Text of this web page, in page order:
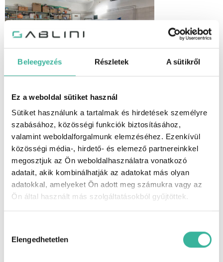
Beleegyezés Részletek A sütikről
Ez a weboldal sütiket használ
Sütiket használunk a tartalmak és hirdetések személyre
szabásához, közösségi funkciók biztosításához,
valamint weboldalforgalmunk elemzéséhez. Ezenkívül
közösségi média-, hirdető- és elemező partnereinkkel
megosztjuk az Ön weboldalhasználatra vonatkozó
adatait, akik kombinálhatják az adatokat más olyan
adatokkal, amelyeket Ön adott meg számukra vagy az
Ön által használt más szolgáltatásokból gyűjtöttek.
kiválasztása
Elengedhetetlen